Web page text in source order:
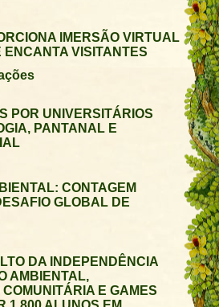
IMERSÃO VIRTUAL
ENCANTA VISITANTES
POR UNIVERSITÁRIOS
PANTANAL E
CONTAGEM
GLOBAL DE
DA INDEPENDÊNCIA
AMBIENTAL,
E GAMES